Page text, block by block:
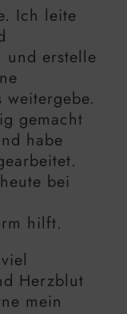
Ich leite
und erstelle
weitergebe.
gemacht
habe
bei
hilft.
Herzblut
mein